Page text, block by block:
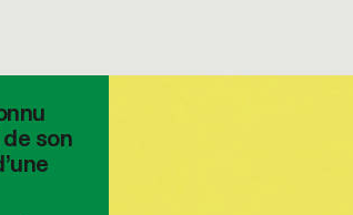
son